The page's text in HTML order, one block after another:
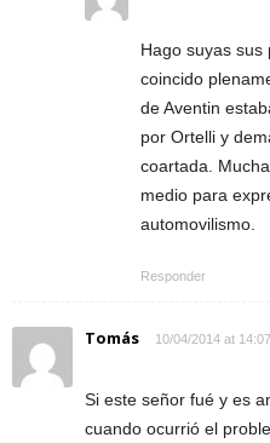
Hago suyas sus
coincido
de Aventin
por Ortelli y
coartada.
medio para
automovilismo.
Responder
Tomás 10/04/2014 at 14:07
Si este señor fué y es
cuando ocurrió el